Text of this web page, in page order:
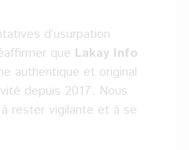
d’usurpation
que Lakay Info
authentique et original
depuis 2017. Nous
rester vigilante et à se